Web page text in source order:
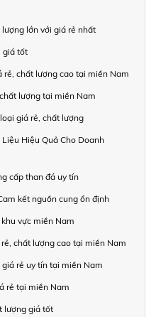
lớn với giá rẻ nhất
giá tốt
chất lượng cao tại miền Nam
lượng tại miền Nam
giá rẻ, chất lượng
Hiệu Quả Cho Doanh
cấp than đá uy tín
kết nguồn cung ổn định
vực miền Nam
chất lượng cao tại miền Nam
rẻ uy tín tại miền Nam
rẻ tại miền Nam
lượng giá tốt